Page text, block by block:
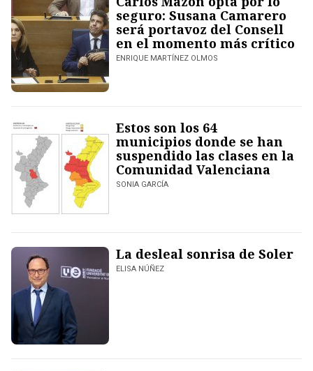
seguro: Susana Camarero
será portavoz del Consell
en el momento más crítico
ENRIQUE MARTÍNEZ OLMOS
Estos son los 64
municipios donde se han
suspendido las clases en la
Comunidad Valenciana
SONIA GARCÍA
La desleal sonrisa de Soler
ELISA NÚÑEZ